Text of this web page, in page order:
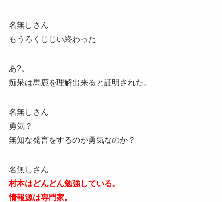
名無しさん
もうろくじじい終わった
あ?。
痴呆は馬鹿を理解出来ると証明された。
名無しさん
勇気？
無知な発言をするのが勇気なのか？
名無しさん
村本はどんどん勉強している。
情報源は専門家。